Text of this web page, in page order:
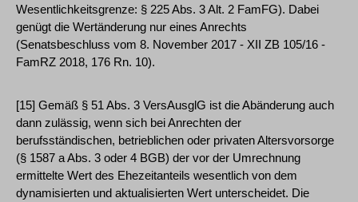
Wesentlichkeitsgrenze: § 225 Abs. 3 Alt. 2 FamFG). Dabei
genügt die Wertänderung nur eines Anrechts
(Senatsbeschluss vom 8. November 2017 - XII ZB 105/16 -
FamRZ 2018, 176 Rn. 10).
[15] Gemäß § 51 Abs. 3 VersAusglG ist die Abänderung auch
dann zulässig, wenn sich bei Anrechten der
berufsständischen, betrieblichen oder privaten Altersvorsorge
(§ 1587 a Abs. 3 oder 4 BGB) der vor der Umrechnung
ermittelte Wert des Ehezeitanteils wesentlich von dem
dynamisierten und aktualisierten Wert unterscheidet. Die